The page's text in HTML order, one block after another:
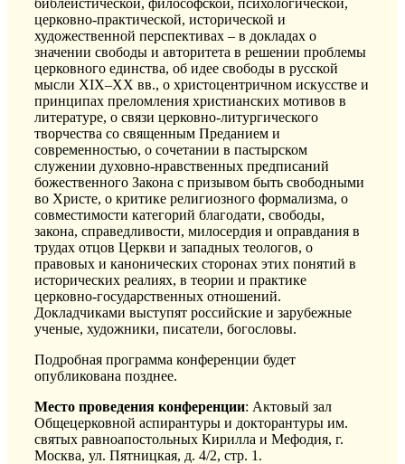
церковно-практической, исторической и
художественной перспективах – в докладах о
значении свободы и авторитета в решении проблемы
церковного единства, об идее свободы в русской
мысли XIX–XX вв., о христоцентричном искусстве и
принципах преломления христианских мотивов в
литературе, о связи церковно-литургического
творчества со священным Преданием и
современностью, о сочетании в пастырском
служении духовно-нравственных предписаний
божественного Закона с призывом быть свободными
во Христе, о критике религиозного формализма, о
совместимости категорий благодати, свободы,
закона, справедливости, милосердия и оправдания в
трудах отцов Церкви и западных теологов, о
правовых и канонических сторонах этих понятий в
исторических реалиях, в теории и практике
церковно-государственных отношений.
Докладчиками выступят российские и зарубежные
ученые, художники, писатели, богословы.
Подробная программа конференции будет
опубликована позднее.
Место проведения конференции: Актовый зал
Общецерковной аспирантуры и докторантуры им.
святых равноапостольных Кирилла и Мефодия, г.
Москва, ул. Пятницкая, д. 4/2, стр. 1.